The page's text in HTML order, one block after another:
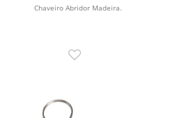
Chaveiro Abridor Madeira.